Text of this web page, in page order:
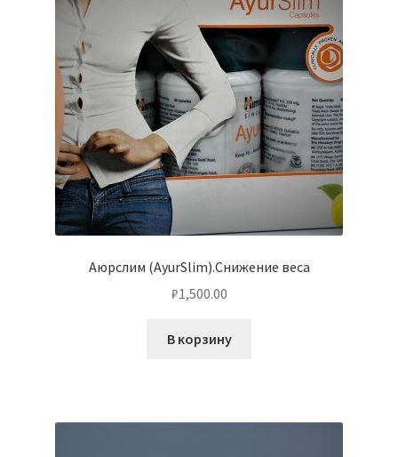
Аюрслим (AyurSlim).Снижение веса
₽1,500.00
В корзину